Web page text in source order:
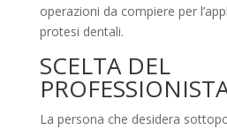
operazioni da compiere per
protesi dentali.
SCELTA DEL
La persona che desidera